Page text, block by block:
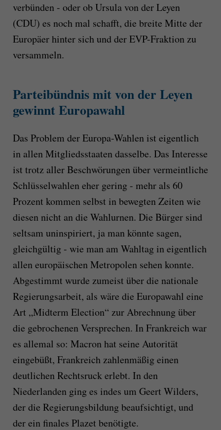
verbünden - oder ob Ursula von der Leyen
(CDU) es noch mal schafft, die breite Mitte der
Europäer hinter sich und der EVP-Fraktion zu
versammeln.
Parteibündnis mit von der Leyen
gewinnt Europawahl
Das Problem der Europa-Wahlen ist eigentlich
in allen Mitgliedsstaaten dasselbe. Das Interesse
ist trotz aller Beschwörungen über vermeintliche
Schlüsselwahlen eher gering - mehr als 60
Prozent kommen selbst in bewegten Zeiten wie
diesen nicht an die Wahlurnen. Die Bürger sind
seltsam uninspiriert, ja man könnte sagen,
gleichgültig - wie man am Wahltag in eigentlich
allen europäischen Metropolen sehen konnte.
Abgestimmt wurde zumeist über die nationale
Regierungsarbeit, als wäre die Europawahl eine
Art „Midterm Election“ zur Abrechnung über
die gebrochenen Versprechen. In Frankreich war
es allemal so: Macron hat seine Autorität
eingebüßt, Frankreich zahlenmäßig einen
deutlichen Rechtsruck erlebt. In den
Niederlanden ging es indes um Geert Wilders,
der die Regierungsbildung beaufsichtigt, und
der ein finales Plazet benötigte.